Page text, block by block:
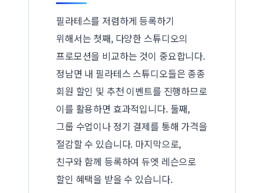
필라테스를 저렴하게 등록하기
위해서는 첫째, 다양한 스튜디오의
프로모션을 비교하는 것이 중요합니다.
정남면 내 필라테스 스튜디오들은 종종
회원 할인 및 추천 이벤트를 진행하므로
이를 활용하면 효과적입니다. 둘째,
그룹 수업이나 정기 결제를 통해 가격을
절감할 수 있습니다. 마지막으로,
친구와 함께 등록하여 듀엣 레슨으로
할인 혜택을 받을 수 있습니다.